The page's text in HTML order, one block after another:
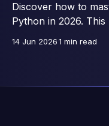
Discover how to
Python in 2026.
14 Jun 20261 min read